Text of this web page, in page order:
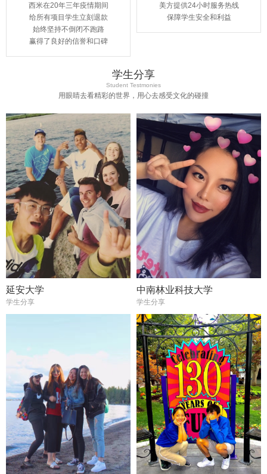
西米在20年三年疫情期间
给所有项目学生立刻退款
始终坚持不倒闭不跑路
赢得了良好的信誉和口碑
美方提供24小时服务热线
保障学生安全和利益
学生分享
Student Testmonies
用眼睛去看精彩的世界，用心去感受文化的碰撞
延安大学
学生分享
中南林业科技大学
学生分享